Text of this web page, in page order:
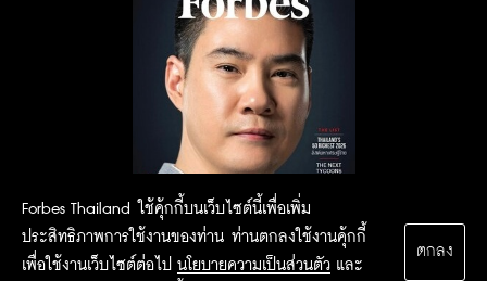
Forbes Thailand ใช้คุ้กกี้บนเว็บไซต์นี้เพื่อเพิ่ม
ประสิทธิภาพการใช้งานของท่าน ท่านตกลงใช้งานคุ้กกี้
เพื่อใช้งานเว็บไซต์ต่อไป นโยบายความเป็นส่วนตัว และ
ตกลง